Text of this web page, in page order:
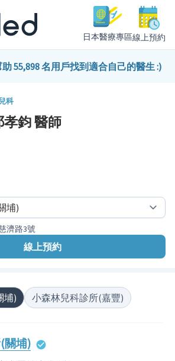
日本醫療專區線上預約
55,898 名用戶找到適合自己的醫生 :)
科
孝鈞醫師
濟路3號
線上預約
埔) 小森林兒科診所(嘉豐)
關埔)